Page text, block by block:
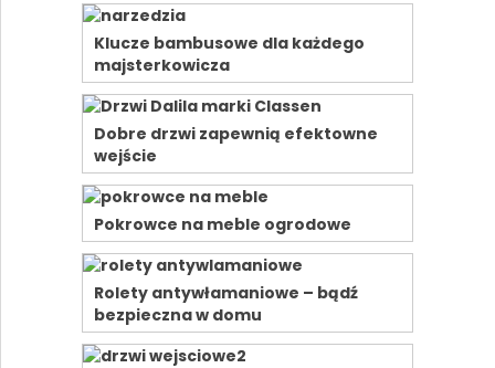
Klucze bambusowe dla każdego
majsterkowicza
Dobre drzwi zapewnią efektowne
wejście
Pokrowce na meble ogrodowe
Rolety antywłamaniowe – bądź
bezpieczna w domu